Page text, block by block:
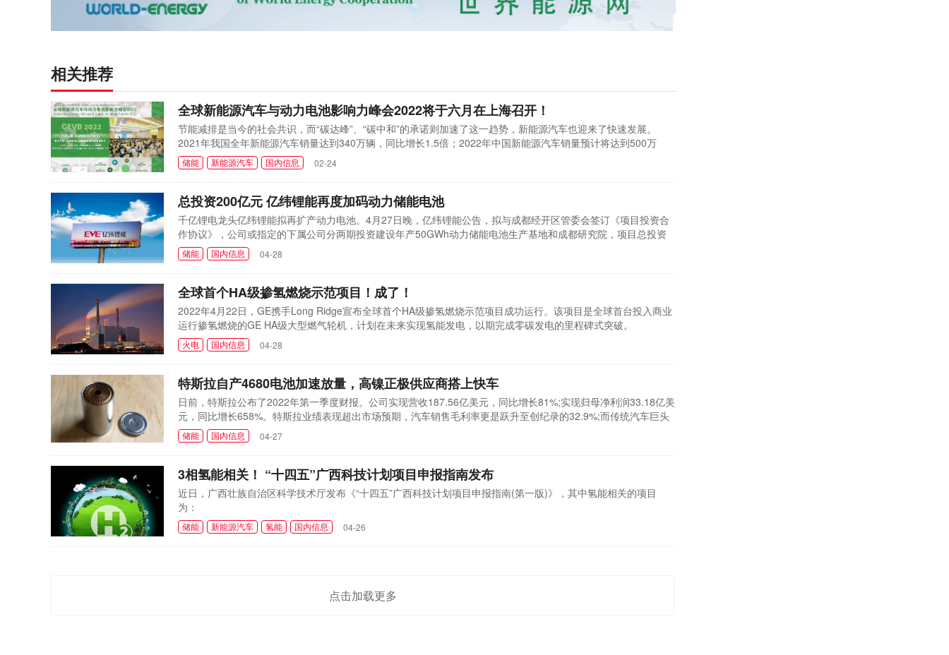
相关推荐
全球新能源汽车与动力电池影响力峰会2022将于六月在上海召开！
节能减排是当今的社会共识，而“碳达峰”、“碳中和”的承诺则加速了这一趋势，新能源汽车也迎来了快速发展。
2021年我国全年新能源汽车销量达到340万辆，同比增长1.5倍；2022年中国新能源汽车销量预计将达到500万
辆，占汽车总销量的20%左右，我国新能源汽车市场已进入爆发式增长阶段。
储能 新能源汽车 国内信息 02-24
总投资200亿元 亿纬锂能再度加码动力储能电池
千亿锂电龙头亿纬锂能拟再扩产动力电池。4月27日晚，亿纬锂能公告，拟与成都经开区管委会签订《项目投资合
作协议》，公司或指定的下属公司分两期投资建设年产50GWh动力储能电池生产基地和成都研究院，项目总投资
200亿元。
储能 国内信息 04-28
全球首个HA级掺氢燃烧示范项目！成了！
2022年4月22日，GE携手Long Ridge宣布全球首个HA级掺氢燃烧示范项目成功运行。该项目是全球首台投入商业
运行掺氢燃烧的GE HA级大型燃气轮机，计划在未来实现氢能发电，以期完成零碳发电的里程碑式突破。
火电 国内信息 04-28
特斯拉自产4680电池加速放量，高镍正极供应商搭上快车
日前，特斯拉公布了2022年第一季度财报。公司实现营收187.56亿美元，同比增长81%;实现归母净利润33.18亿美
元，同比增长658%。特斯拉业绩表现超出市场预期，汽车销售毛利率更是跃升至创纪录的32.9%;而传统汽车巨头
大众、戴姆勒、福特等毛利率常年徘徊在15-20%。
储能 国内信息 04-27
3相氢能相关！ “十四五”广西科技计划项目申报指南发布
近日，广西壮族自治区科学技术厅发布《“十四五”广西科技计划项目申报指南(第一版)》，其中氢能相关的项目
为：
储能 新能源汽车 氢能 国内信息 04-26